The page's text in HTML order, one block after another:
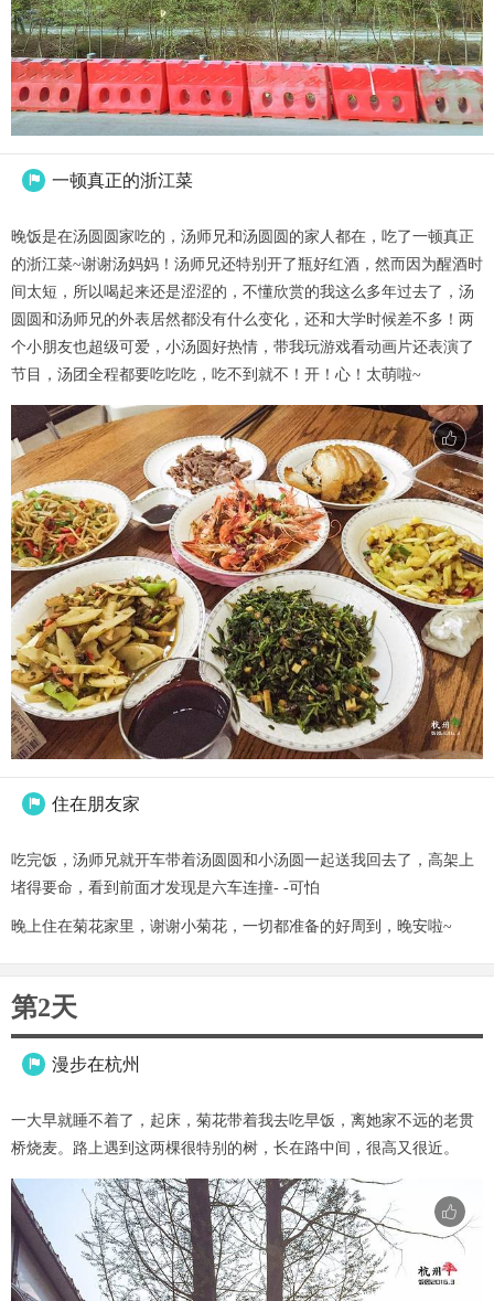
 一顿真正的浙江菜
晚饭是在汤圆圆家吃的，汤师兄和汤圆圆的家人都在，吃了一顿真正
的浙江菜~谢谢汤妈妈！汤师兄还特别开了瓶好红酒，然而因为醒酒时
间太短，所以喝起来还是涩涩的，不懂欣赏的我这么多年过去了，汤
圆圆和汤师兄的外表居然都没有什么变化，还和大学时候差不多！两
个小朋友也超级可爱，小汤圆好热情，带我玩游戏看动画片还表演了
节目，汤团全程都要吃吃吃，吃不到就不！开！心！太萌啦~
 住在朋友家
吃完饭，汤师兄就开车带着汤圆圆和小汤圆一起送我回去了，高架上
堵得要命，看到前面才发现是六车连撞- -可怕
晚上住在菊花家里，谢谢小菊花，一切都准备的好周到，晚安啦~
第2天
 漫步在杭州
一大早就睡不着了，起床，菊花带着我去吃早饭，离她家不远的老贯
桥烧麦。路上遇到这两棵很特别的树，长在路中间，很高又很近。